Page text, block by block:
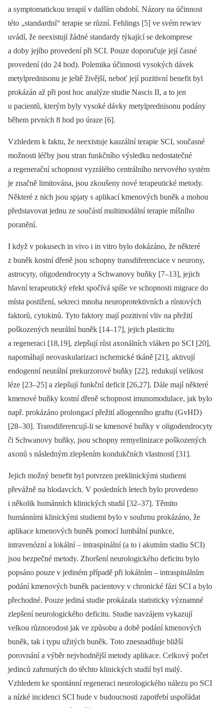
a symptomatickou terapií v dalším období. Názory na účinnost
této „standardní“ terapie se různí. Fehlings [5] ve svém rewiev
uvádí, že neexistují žádné standardy týkající se dekomprese
a doby jejího provedení při SCI. Pouze doporučuje její časné
provedení (do 24 hod). Polemika účinnosti vysokých dávek
metylprednisonu je ještě živější, neboť její pozitivní benefit byl
prokázán až při post hoc analýze studie Nascis II, a to jen
u pacientů, kterým byly vysoké dávky metylprednisonu podány
během prvních 8 hod po úraze [6].
Vzhledem k faktu, že neexistuje kauzální terapie SCI, současné
možnosti léčby jsou stran funkčního výsledku nedostatečné
a regenerační schopnost vyzrálého centrálního nervového systém
je značně limitována, jsou zkoušeny nové terapeutické metody.
Ně­kte­ré z nich jsou spjaty s aplikací kmenových buněk a mohou
představovat jednu ze součástí multimodální terapie míšního
poranění.
I když v pokusech in vivo i in vitro bylo dokázáno, že ně­kte­ré
z buněk kostní dřeně jsou schopny transdiferenciace v neurony,
astrocyty, oligodendrocyty a Schwanovy buňky [7–13], jejich
hlavní terapeutický efekt spočívá spíše ve schopnosti migrace do
místa postižení, sekreci mnoha neuroprotektivních a růstových
faktorů, cytokinů. Tyto faktory mají pozitivní vliv na přežití
poškozených neurální buněk [14–17], jejich plasticitu
a regeneraci [18,19], zlepšují růst axonálních vláken po SCI [20],
napomáhají neovaskularizaci ischemické tkáně [21], aktivují
endogenní neurální prekurzorové buňky [22], redukují velikost
léze [23–25] a zlepšují funkční deficit [26,27]. Dále mají ně­kte­ré
kmenové buňky kostní dřeně schopnost imunomodulace, jak bylo
např. prokázáno prolongací přežití allogenního graftu (GvHD)
[28–30]. Transdiferencují‑li se kmenové buňky v oligodendrocyty
či Schwanovy buňky, jsou schopny remyelinizace poškozených
axonů s následným zlepšením kondukčních vlastností [31].
Jejich možný benefit byl potvrzen preklinickými studiemi
převážně na hlodavcích. V posledních letech bylo provedeno
i několik humánních klinických studií [32–37]. Těmito
humánními klinickými studiemi bylo v souhrnu prokázáno, že
aplikace kmenových buněk pomocí lumbální punkce,
intravenózní a lokální –⁠ intraspinální (a to i akutním stadiu SCI)
jsou bezpečné metody. Zhoršení neurologického deficitu bylo
popsáno pouze v jediném případě při lokálním –⁠ intraspinálním
podání kmenových buněk pacientovy v chronické fázi SCI a bylo
přechodné. Pouze jediná studie prokázala statisticky významné
zlepšení neurologického deficitu. Studie navzájem vykazují
velkou různorodost jak ve způsobu a době podání kmenových
buněk, tak i typu užitých buněk. Toto znesnadňuje bližší
porovnání a výběr nejvhodnější metody aplikace. Celkový počet
jedinců zahrnutých do těchto klinických studií byl malý.
Vzhledem ke spontánní regeneraci neurologického nálezu po SCI
a nízké incidenci SCI bude v budoucnosti zapotřebí uspořádat